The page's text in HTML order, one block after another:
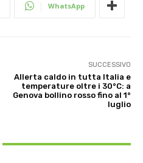
WhatsApp
SUCCESSIVO
Allerta caldo in tutta Italia e
temperature oltre i 30°C: a
Genova bollino rosso fino al 1°
luglio